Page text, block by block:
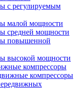
с регулируемым
малой мощности
средней мощности
повышенной
высокой мощности
компрессоры
компрессоры